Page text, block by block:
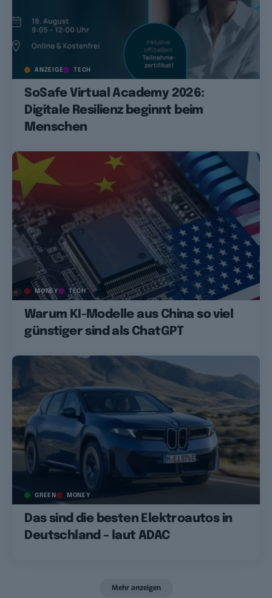
ANZEIGE TECH
SoSafe Virtual Academy 2026:
Digitale Resilienz beginnt beim
Menschen
MONEY TECH
Warum KI-Modelle aus China so viel
günstiger sind als ChatGPT
GREEN MONEY
Das sind die besten Elektroautos in
Deutschland – laut ADAC
Mehr anzeigen